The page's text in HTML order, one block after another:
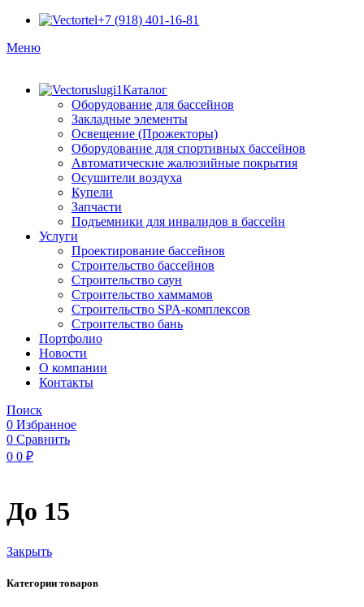
+7 (918) 401-16-81
Меню
Каталог
Оборудование для бассейнов
Закладные элементы
Освещение (Прожекторы)
Оборудование для спортивных бассейнов
Автоматические жалюзийные покрытия
Осушители воздуха
Купели
Запчасти
Подъемники для инвалидов в бассейн
Услуги
Проектирование бассейнов
Строительство бассейнов
Строительство саун
Строительство хаммамов
Строительство SPA-комплексов
Строительство бань
Портфолио
Новости
O компании
Контакты
Поиск
0 Избранное
0 Сравнить
0 0 ₽
До 15
Закрыть
Категории товаров